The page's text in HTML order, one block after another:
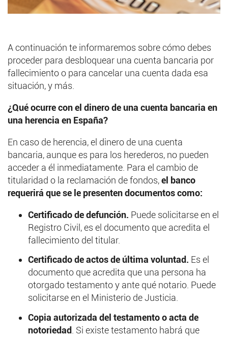
A continuación te informaremos sobre cómo debes
proceder para desbloquear una cuenta bancaria por
fallecimiento o para cancelar una cuenta dada esa
situación, y más.
¿Qué ocurre con el dinero de una cuenta bancaria en
una herencia en España?
En caso de herencia, el dinero de una cuenta
bancaria, aunque es para los herederos, no pueden
acceder a él inmediatamente. Para el cambio de
titularidad o la reclamación de fondos,el banco
requerirá que se le presenten documentos como:
Certificado de defunción. Puede solicitarse en el
Registro Civil, es el documento que acredita el
fallecimiento del titular.
Certificado de actos de última voluntad. Es el
documento que acredita que una persona ha
otorgado testamento y ante qué notario. Puede
solicitarse en el Ministerio de Justicia.
Copia autorizada del testamento o acta de
notoriedad . Si existe testamento habrá que